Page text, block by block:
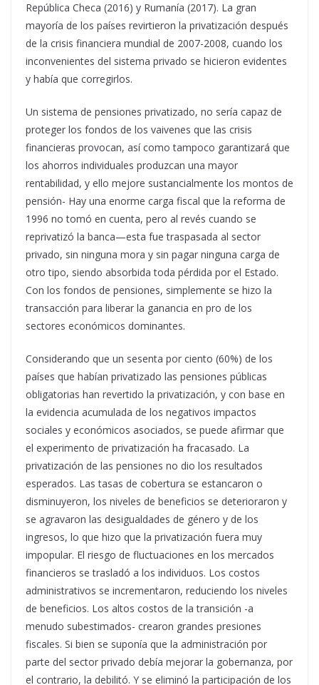
República Checa (2016) y Rumanía (2017). La gran
mayoría de los países revirtieron la privatización después
de la crisis financiera mundial de 2007-2008, cuando los
inconvenientes del sistema privado se hicieron evidentes
y había que corregirlos.
Un sistema de pensiones privatizado, no sería capaz de
proteger los fondos de los vaivenes que las crisis
financieras provocan, así como tampoco garantizará que
los ahorros individuales produzcan una mayor
rentabilidad, y ello mejore sustancialmente los montos de
pensión- Hay una enorme carga fiscal que la reforma de
1996 no tomó en cuenta, pero al revés cuando se
reprivatizó la banca—esta fue traspasada al sector
privado, sin ninguna mora y sin pagar ninguna carga de
otro tipo, siendo absorbida toda pérdida por el Estado.
Con los fondos de pensiones, simplemente se hizo la
transacción para liberar la ganancia en pro de los
sectores económicos dominantes.
Considerando que un sesenta por ciento (60%) de los
países que habían privatizado las pensiones públicas
obligatorias han revertido la privatización, y con base en
la evidencia acumulada de los negativos impactos
sociales y económicos asociados, se puede afirmar que
el experimento de privatización ha fracasado. La
privatización de las pensiones no dio los resultados
esperados. Las tasas de cobertura se estancaron o
disminuyeron, los niveles de beneficios se deterioraron y
se agravaron las desigualdades de género y de los
ingresos, lo que hizo que la privatización fuera muy
impopular. El riesgo de fluctuaciones en los mercados
financieros se trasladó a los individuos. Los costos
administrativos se incrementaron, reduciendo los niveles
de beneficios. Los altos costos de la transición -a
menudo subestimados- crearon grandes presiones
fiscales. Si bien se suponía que la administración por
parte del sector privado debía mejorar la gobernanza, por
el contrario, la debilitó. Y se eliminó la participación de los